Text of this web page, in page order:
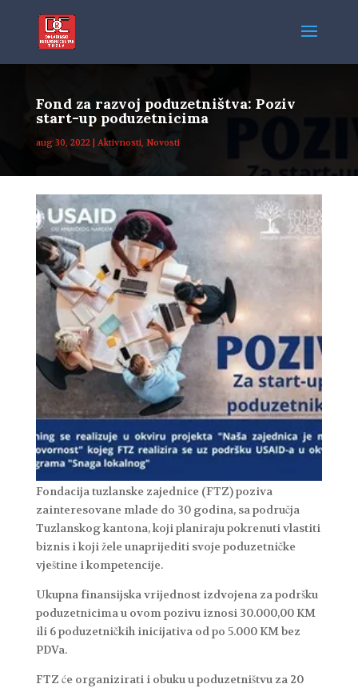
Fond za razvoj poduzetništva: Poziv
start-up poduzetnicima
aug 30, 2022| Aktivnosti, Novosti
Fondacija tuzlanske zajednice (FTZ) poziva
zainteresovane mlade do 30 godina, sa područja
Tuzlanskog kantona, koji planiraju pokrenuti vlastiti
biznis i koji žele unaprijediti svoje poduzetničke
vještine i kompetencije.
Ukupna finansijska vrijednost izdvojena za podršku
poduzetnicima u ovom pozivu iznosi 30.000,00 KM
ili 6 poduzetničkih inicijativa od po 5.000 KM bez
PDVa.
FTZ će organizirati i obuku u poduzetništvu za 20